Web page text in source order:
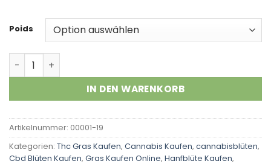
Poids
Zeus OG Menge
IN DEN WARENKORB
Artikelnummer: 00001-19
Kategorien: Thc Gras Kaufen, Cannabis Kaufen, cannabisblüten,
Cbd Blüten Kaufen, Gras Kaufen Online, Hanfblüte Kaufen,